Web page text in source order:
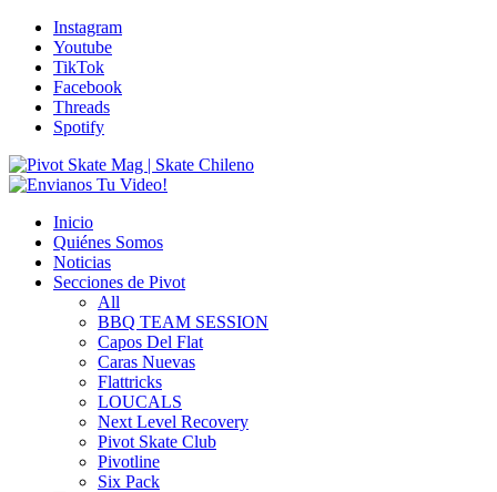
Instagram
Youtube
TikTok
Facebook
Threads
Spotify
Inicio
Quiénes Somos
Noticias
Secciones de Pivot
All
BBQ TEAM SESSION
Capos Del Flat
Caras Nuevas
Flattricks
LOUCALS
Next Level Recovery
Pivot Skate Club
Pivotline
Six Pack